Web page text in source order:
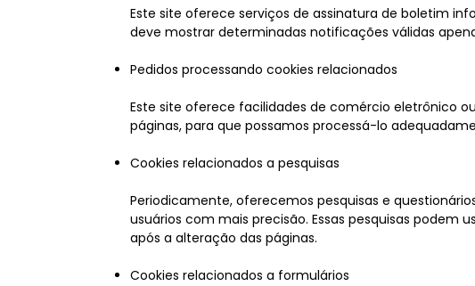
Este site oferece serviços de assinatura de boletim
deve mostrar determinadas notificações válidas
Pedidos processando cookies relacionados
Este site oferece facilidades de comércio eletrônico
páginas, para que possamos processá-lo
Cookies relacionados a pesquisas
Periodicamente, oferecemos pesquisas e
usuários com mais precisão. Essas pesquisas podem
após a alteração das páginas.
Cookies relacionados a formulários